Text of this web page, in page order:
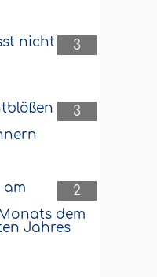
3
nicht
3
2
am
dem
Jahres